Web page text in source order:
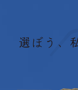
選ぼう、